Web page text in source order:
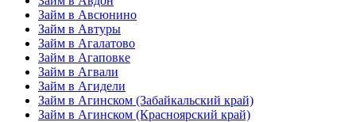
Займ в Авсюнино
Займ в Автуры
Займ в Агалатово
Займ в Агаповке
Займ в Агвали
Займ в Агидели
Займ в Агинском (Забайкальский край)
Займ в Агинском (Красноярский край)